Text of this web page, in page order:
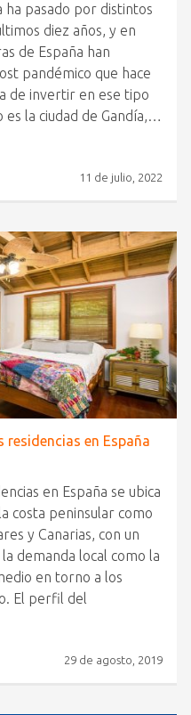
ha pasado por distintos
diez años, y en
de España han
pandémico que hace
de invertir en ese tipo
es la ciudad de Gandía,…
11 de julio, 2022
residencias en España
en España se ubica
costa peninsular como
y Canarias, con un
demanda local como la
en torno a los
El perfil del
29 de agosto, 2019